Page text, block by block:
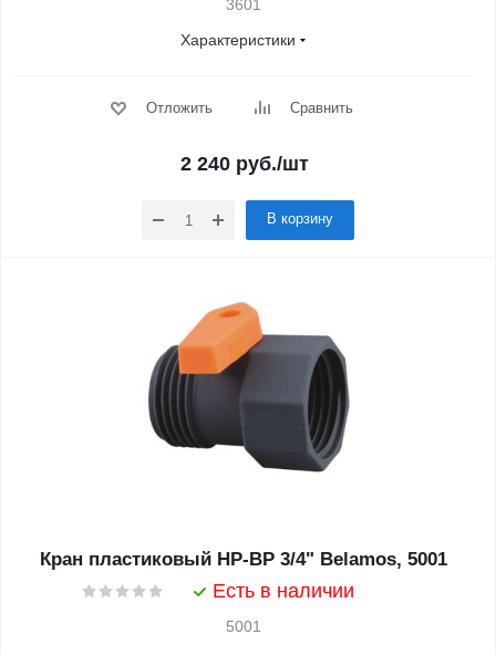
3601
Характеристики
Отложить Сравнить
2 240руб./шт
В корзину
Кран пластиковый НР-ВР 3/4" Belamos, 5001
Есть в наличии
5001